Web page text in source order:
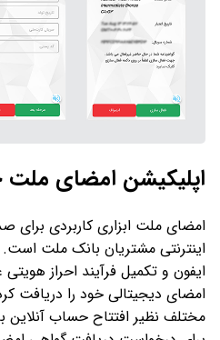
اپلیکیشن امضای
امضای ملت ابزاری کاربردی برای
اینترنتی مشتریان بانک ملت است.
ایفون و تکمیل فرآیند احراز
امضای دیجیتالی خود را دریافت
مختلف نظیر افتتاح حساب آنلاین